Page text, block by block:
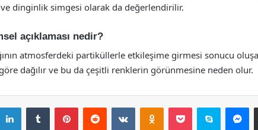
dinginlik simgesi olarak da değerlendirilir.
açıklaması nedir?
atmosferdeki partiküllerle etkileşime girmesi sonucu
dağılır ve bu da çeşitli renklerin görünmesine neden olur.
LinkedInTumblr PinterestReddit VKontakteOdnoklassniki
Pocket Skype